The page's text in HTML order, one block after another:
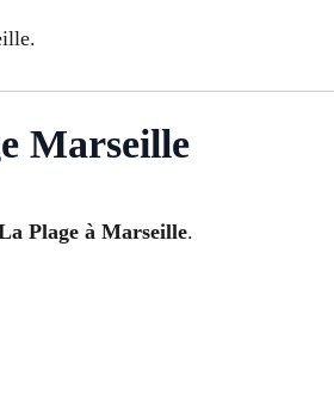
Marseille
Plage à Marseille.